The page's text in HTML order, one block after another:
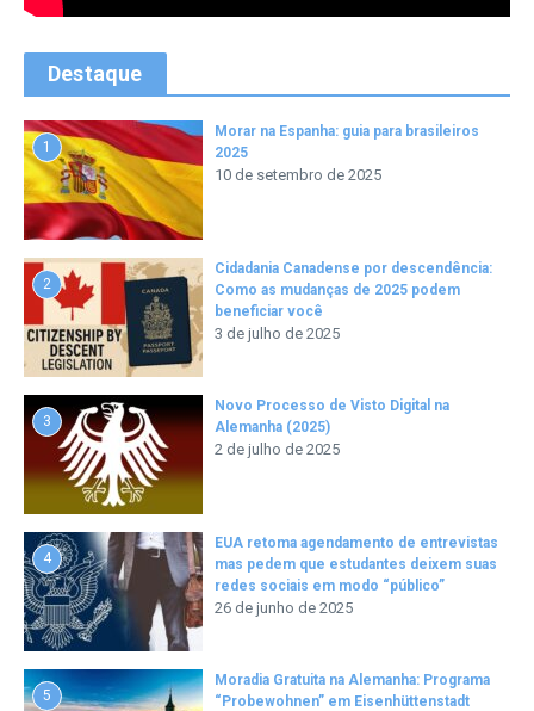
Destaque
1
Morar na Espanha: guia para brasileiros
2025
10 de setembro de 2025
2
Cidadania Canadense por descendência:
Como as mudanças de 2025 podem
beneficiar você
3 de julho de 2025
3
Novo Processo de Visto Digital na
Alemanha (2025)
2 de julho de 2025
4
EUA retoma agendamento de entrevistas
mas pedem que estudantes deixem suas
redes sociais em modo “público”
26 de junho de 2025
5
Moradia Gratuita na Alemanha: Programa
“Probewohnen” em Eisenhüttenstadt